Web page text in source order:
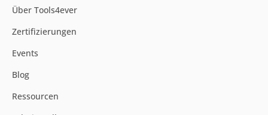
Über Tools4ever
Zertifizierungen
Events
Blog
Ressourcen